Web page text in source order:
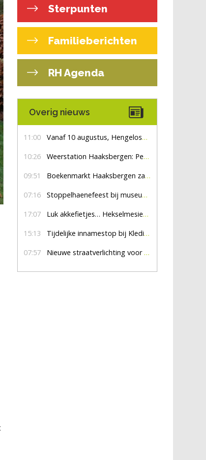
Sterpunten
Familieberichten
RH Agenda
Overig nieuws
11:00 Vanaf 10 augustus, Hengelosestraat drie weken dicht voor doorgaand verkeer
10:26 Weerstation Haaksbergen: Perioden met zon en droog
09:51 Boekenmarkt Haaksbergen zaterdag 8 augustus, marktplein Haaksbergen
07:16 Stoppelhaenefeest bij museum De Lebbenbrugge
17:07 Luk akkefietjes… HekselmesienHarry
15:13 Tijdelijke innamestop bij Kledingbank Stefania
07:57 Nieuwe straatverlichting voor De Veldmaat en De Pas